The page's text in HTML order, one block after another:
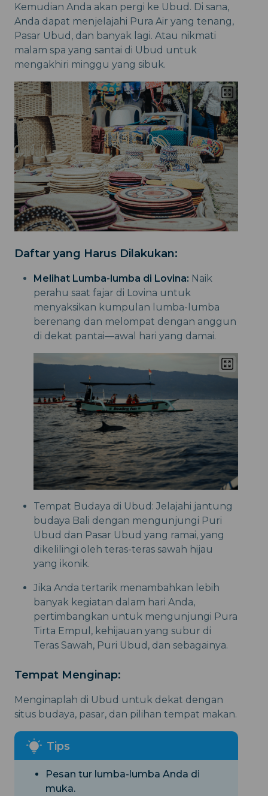
Kemudian Anda akan pergi ke Ubud. Di sana,
Anda dapat menjelajahi Pura Air yang tenang,
Pasar Ubud, dan banyak lagi. Atau nikmati
malam spa yang santai di Ubud untuk
mengakhiri minggu yang sibuk.
Daftar yang Harus Dilakukan:
Melihat Lumba-lumba di Lovina: Naik
perahu saat fajar di Lovina untuk
menyaksikan kumpulan lumba-lumba
berenang dan melompat dengan anggun
di dekat pantai—awal hari yang damai.
Tempat Budaya di Ubud: Jelajahi jantung
budaya Bali dengan mengunjungi Puri
Ubud dan Pasar Ubud yang ramai, yang
dikelilingi oleh teras-teras sawah hijau
yang ikonik.
Jika Anda tertarik menambahkan lebih
banyak kegiatan dalam hari Anda,
pertimbangkan untuk mengunjungi Pura
Tirta Empul, kehijauan yang subur di
Teras Sawah, Puri Ubud, dan sebagainya.
Tempat Menginap:
Menginaplah di Ubud untuk dekat dengan
situs budaya, pasar, dan pilihan tempat makan.
Pesan tur lumba-lumba Anda di
muka.